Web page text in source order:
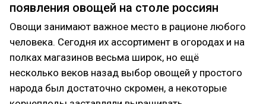
появления овощей на столе россиян
Овощи занимают важное место в рационе любого
человека. Сегодня их ассортимент в огородах и на
полках магазинов весьма широк, но ещё
несколько веков назад выбор овощей у простого
народа был достаточно скромен, а некоторые